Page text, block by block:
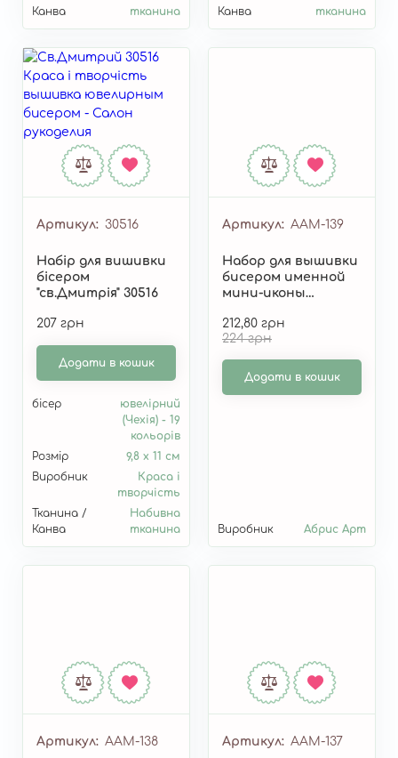
Канва
тканина
Канва
тканина
Артикул 30516
Набір для вишивки
бісером
"св.Дмитрія" 30516
207 грн
Додати в кошик
бісер
ювелірний
(Чехія) - 19
кольорів
Розмір
9,8 х 11 см
Виробник
Краса і
творчість
Тканина /
Канва
Набивна
тканина
Артикул AAM-139
Набор для вышивки
бисером именной
мини-иконы
AAM-139
212,80 грн
224 грн
Додати в кошик
Виробник Абрис Арт
Артикул AAM-138 Артикул AAM-137